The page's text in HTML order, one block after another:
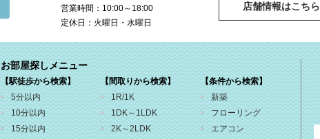
営業時間：10:00～18:00
定休日：火曜日・水曜日
店舗情報はこちら
お部屋探しメニュー
【駅徒歩から検索】
5分以内
10分以内
15分以内
【間取りから検索】
1R/1K
1DK～1LDK
2K～2LDK
【条件から検索】
新築
フローリング
エアコン